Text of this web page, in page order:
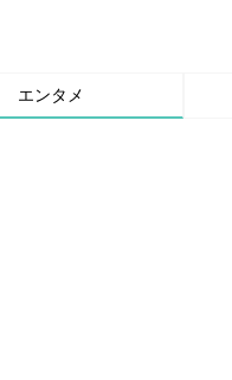
エンタメ